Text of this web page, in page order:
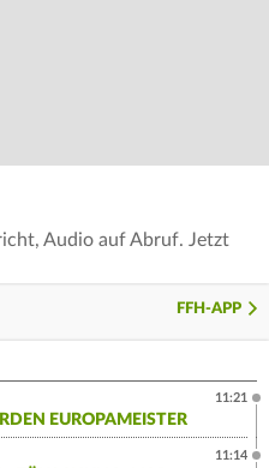
Audio auf Abruf. Jetzt
FFH-APP
EUROPAMEISTER
11:21
11:14